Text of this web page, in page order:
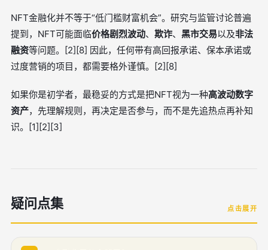
NFT金融化并不等于“低门槛财富机会”。研究与监管讨论普遍
提到，NFT可能面临价格剧烈波动、 欺诈、 黑市交易以及非法
融资等问题。[2][8] 因此，任何带有高回报承诺、保本承诺或
过度营销的项目，都需要格外谨慎。[2][8]
如果你是初学者，最稳妥的方式是把NFT视为一种高波动数字
资产，先理解规则，再决定是否参与，而不是先追热点再补知
识。[1][2][3]
疑问点集 点击展开